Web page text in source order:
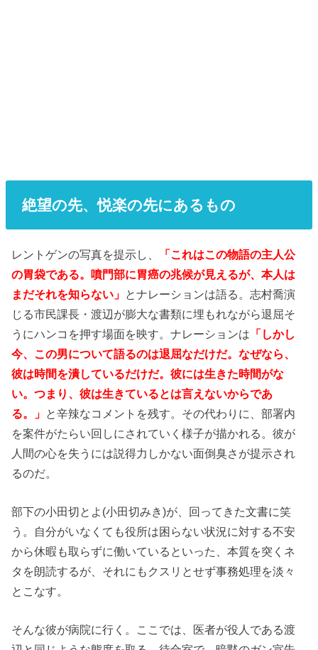
絶望の先、悦楽の先にあるもの
レントゲンの写真を提示し、
「これはこの物語の主人公
の胃袋である。噴門部に胃癌の兆候が見えるが、本人は
まだそれを知らない」 とナレーションは語る。志村喬演
じる市民課長・渡辺が膨大な書類に埋もれながら退屈そ
うにハンコを押す場面を映す。ナレーションは 「しかし
今、この男について語るのは退屈なだけだ。なぜなら、
彼は時間を潰しているだけだ。彼には生きた時間がな
い。つまり、彼は生きているとは言えないからであ
る。」 と辛辣なコメントを残す。その代わりに、部署内
を案件がたらい回しにされていく様子が描かれる。彼が
人間の心を失うには説得力しかない面倒臭さが提示され
るのだ。
部下の小田切とよ(小田切みき)が、回ってきた文書に笑
う。自分がいなくても役所は困らない状況に対する不安
から休暇も取らずに働いているといった、本質を突くネ
タを朗読するが、それにもクスリとせず事務処理を淡々
とこなす。
そんな彼が病院に行く。ここでは、医者が役人である渡